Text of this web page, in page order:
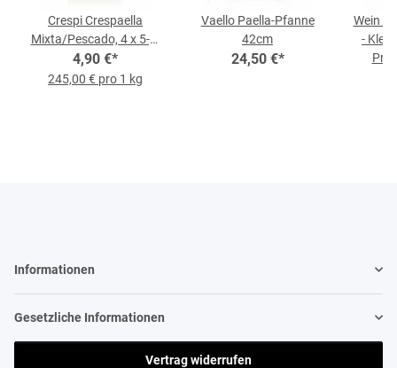
Crespi Crespaella
Mixta/Pescado, 4 x 5-g-
Beutel
4,90 €*
245,00 € pro 1 kg
Vaello Paella-Pfanne
42cm
24,50 €*
Wein
-
Informationen
Gesetzliche Informationen
Vertrag widerrufen